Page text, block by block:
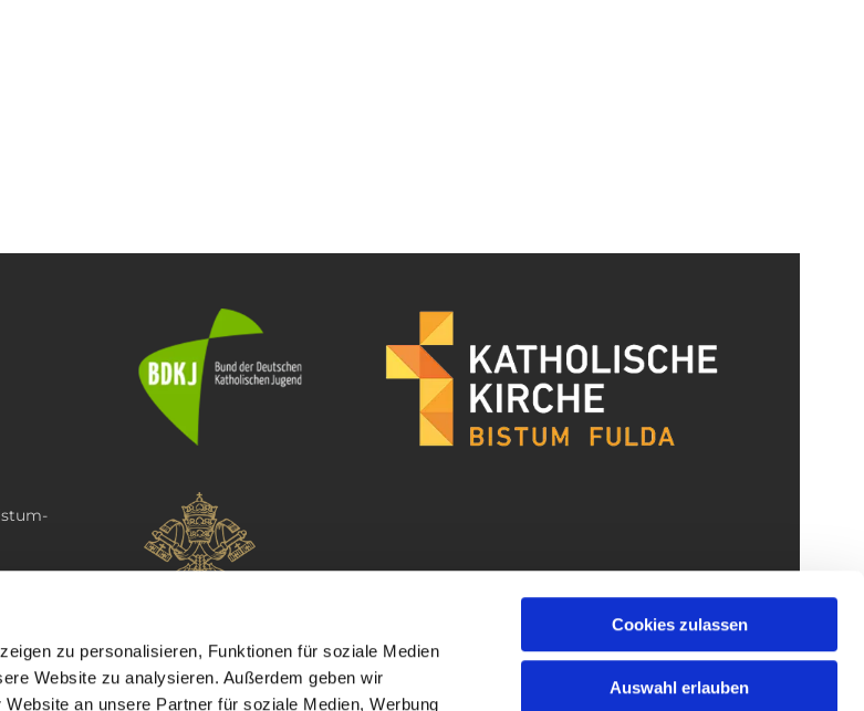
zu personalisieren, Funktionen für soziale Medien
Website zu analysieren. Außerdem geben wir
an unsere Partner für soziale Medien, Werbung
Cookies zulassen
Auswahl erlauben